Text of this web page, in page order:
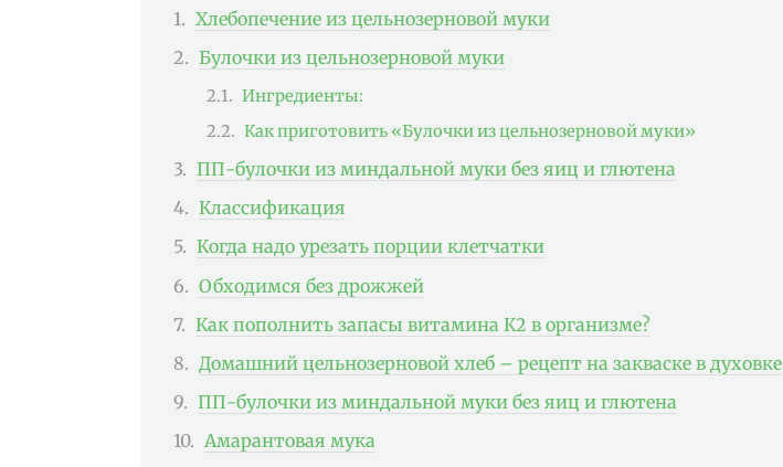
Хлебопечение из цельнозерновой муки
Булочки из цельнозерновой муки
Ингредиенты:
Как приготовить «Булочки из цельнозерновой муки»
ПП-булочки из миндальной муки без яиц и глютена
Классификация
Когда надо урезать порции клетчатки
Обходимся без дрожжей
Как пополнить запасы витамина К2 в организме?
Домашний цельнозерновой хлеб – рецепт на закваске в духовке
ПП-булочки из миндальной муки без яиц и глютена
Амарантовая мука